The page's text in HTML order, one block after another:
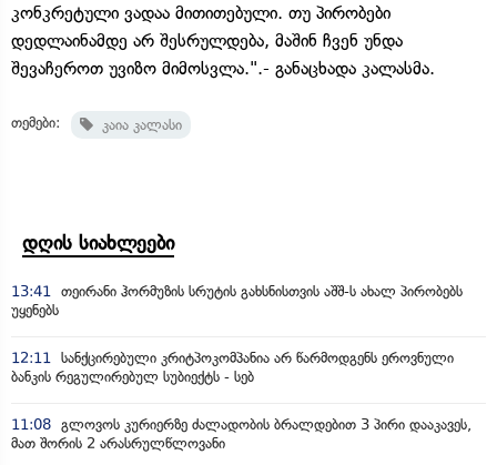
კონკრეტული ვადაა მითითებული. თუ პირობები
დედლაინამდე არ შესრულდება, მაშინ ჩვენ უნდა
შევაჩეროთ უვიზო მიმოსვლა.".- განაცხადა კალასმა.
თემები: კაია კალასი
დღის სიახლეები
13:41
თეირანი ჰორმუზის სრუტის გახსნისთვის აშშ-ს ახალ პირობებს
უყენებს
12:11
სანქცირებული კრიტპოკომპანია არ წარმოდგენს ეროვნული
ბანკის რეგულირებულ სუბიექტს - სებ
11:08 გლოვოს კურიერზე ძალადობის ბრალდებით 3 პირი დააკავეს,
მათ შორის 2 არასრულწლოვანი